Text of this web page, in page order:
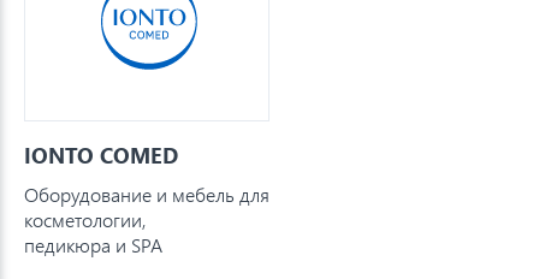
IONTO COMED
Оборудование и мебель для
косметологии,
педикюра и SPA